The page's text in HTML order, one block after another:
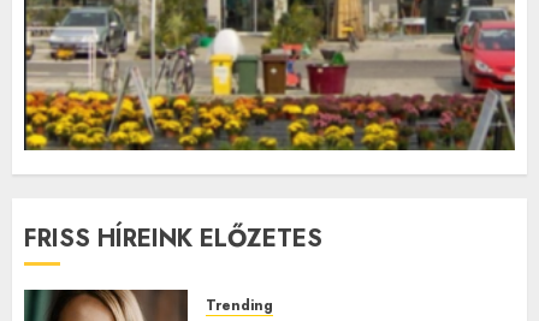
FRISS HÍREINK ELŐZETES
Trending